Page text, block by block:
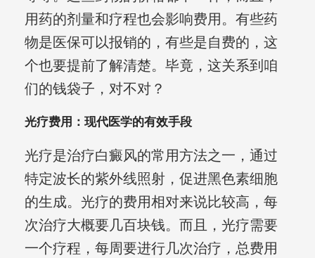
用药的剂量和疗程也会影响费用。有些药
物是医保可以报销的，有些是自费的，这
个也要提前了解清楚。毕竟，这关系到咱
们的钱袋子，对不对？
光疗费用：现代医学的有效手段
光疗是治疗白癜风的常用方法之一，通过
特定波长的紫外线照射，促进黑色素细胞
的生成。光疗的费用相对来说比较高，每
次治疗大概要几百块钱。而且，光疗需要
一个疗程，每周要进行几次治疗，总费用